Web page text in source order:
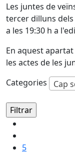
Les juntes de
tercer dilluns
a les 19:30 h a
En aquest
les actes de les
Categories
5